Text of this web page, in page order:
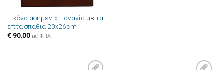
Εικόνα ασημένια Παναγία με τα
επτά σπαθιά 20x26cm
€90,00 με ΦΠΑ